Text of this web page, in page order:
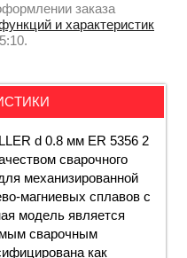
заказа
и характеристик
d 0.8 мм ER 5356 2
сварочного
механизированной
магниевых сплавов с
модель является
сварочным
как